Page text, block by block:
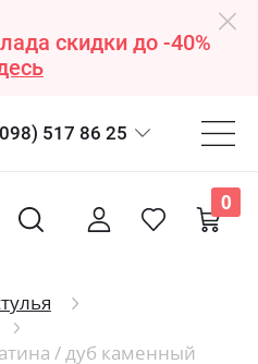
скидки до -40%
517 86 25
0
/ дуб каменный